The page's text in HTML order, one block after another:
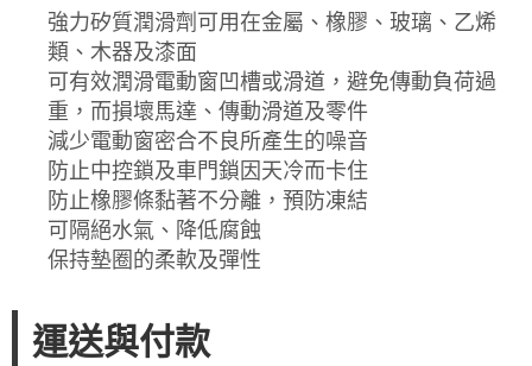
強力矽質潤滑劑可用在金屬、橡膠、玻璃、乙烯
類、木器及漆面
可有效潤滑電動窗凹槽或滑道，避免傳動負荷過
重，而損壞馬達、傳動滑道及零件
減少電動窗密合不良所產生的噪音
防止中控鎖及車門鎖因天冷而卡住
防止橡膠條黏著不分離，預防凍結
可隔絕水氣、降低腐蝕
保持墊圈的柔軟及彈性
運送與付款